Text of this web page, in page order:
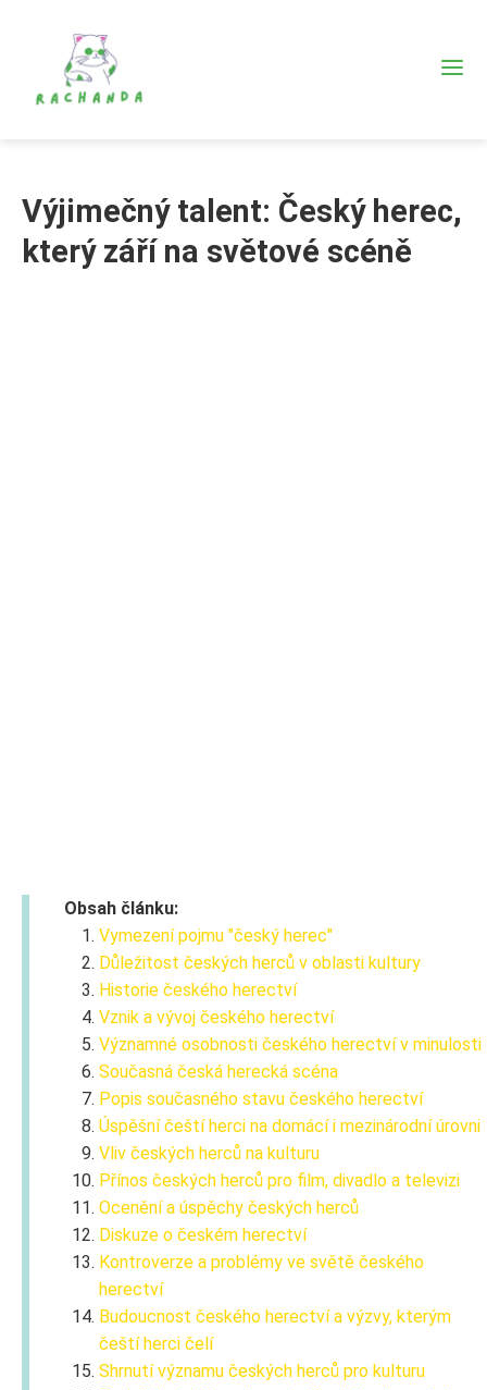
Výjimečný talent: Český herec,
který září na světové scéně
Obsah článku:
Vymezení pojmu "český herec"
Důležitost českých herců v oblasti kultury
Historie českého herectví
Vznik a vývoj českého herectví
Významné osobnosti českého herectví v minulosti
Současná česká herecká scéna
Popis současného stavu českého herectví
Úspěšní čeští herci na domácí i mezinárodní úrovni
Vliv českých herců na kulturu
Přínos českých herců pro film, divadlo a televizi
Ocenění a úspěchy českých herců
Diskuze o českém herectví
Kontroverze a problémy ve světě českého
herectví
Budoucnost českého herectví a výzvy, kterým
čeští herci čelí
Shrnutí významu českých herců pro kulturu